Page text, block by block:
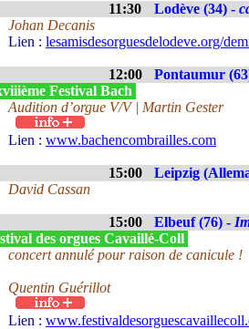
11:30 Lodève (34) -
Johan Decanis
Lien : lesamisdesorguesdelodeve.org/
12:00 Pontaumur
Festival Bach
Audition d’orgue V/V | Martin Gester
Lien : www.bachencombrailles.com
15:00 Leipzig
David Cassan
15:00 Elbeuf (76) -
des orgues Cavaillé-Coll
concert annulé pour raison de canicule !
Quentin Guérillot
Lien :